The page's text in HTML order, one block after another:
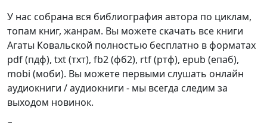
У нас собрана вся библиография автора по циклам,
топам книг, жанрам. Вы можете скачать все книги
Агаты Ковальской полностью бесплатно в форматах
pdf (пдф), txt (тхт), fb2 (фб2), rtf (ртф), epub (епаб),
mobi (моби). Вы можете первыми слушать онлайн
аудиокниги / аудиокниги - мы всегда следим за
выходом новинок.